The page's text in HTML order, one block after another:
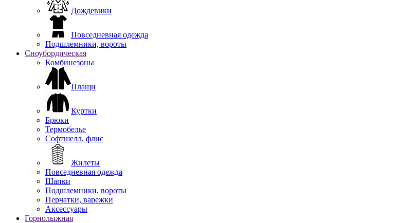
Дождевики
Повседневная одежда
Подшлемники, вороты
Сноубордическая
Комбинезоны
Плащи
Куртки
Брюки
Термобелье
Софтшелл, флис
Жилеты
Повседневная одежда
Шапки
Подшлемники, вороты
Перчатки, варежки
Аксессуары
Горнолыжная